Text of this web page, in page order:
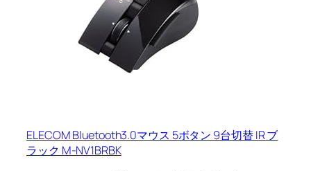
ELECOM Bluetooth3.0マウス 5ボタン 9台切替 IR ブ
ラック M-NV1BRBK